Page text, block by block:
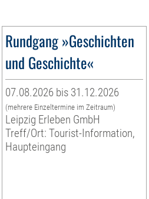
Rundgang »Geschichten
und Geschichte«
07.08.2026 bis 31.12.2026
(mehrere Einzeltermine im Zeitraum)
Leipzig Erleben GmbH
Treff/Ort: Tourist-Information,
Haupteingang